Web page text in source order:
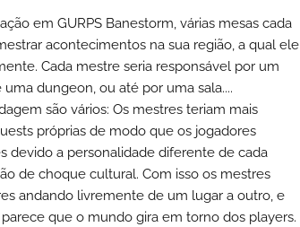
em GURPS Banestorm, várias mesas cada
acontecimentos na sua região, a qual ele
Cada mestre seria responsável por um
dungeon, ou até por uma sala....
são vários: Os mestres teriam mais
próprias de modo que os jogadores
devido a personalidade diferente de cada
de choque cultural. Com isso os mestres
andando livremente de um lugar a outro, e
que o mundo gira em torno dos players.